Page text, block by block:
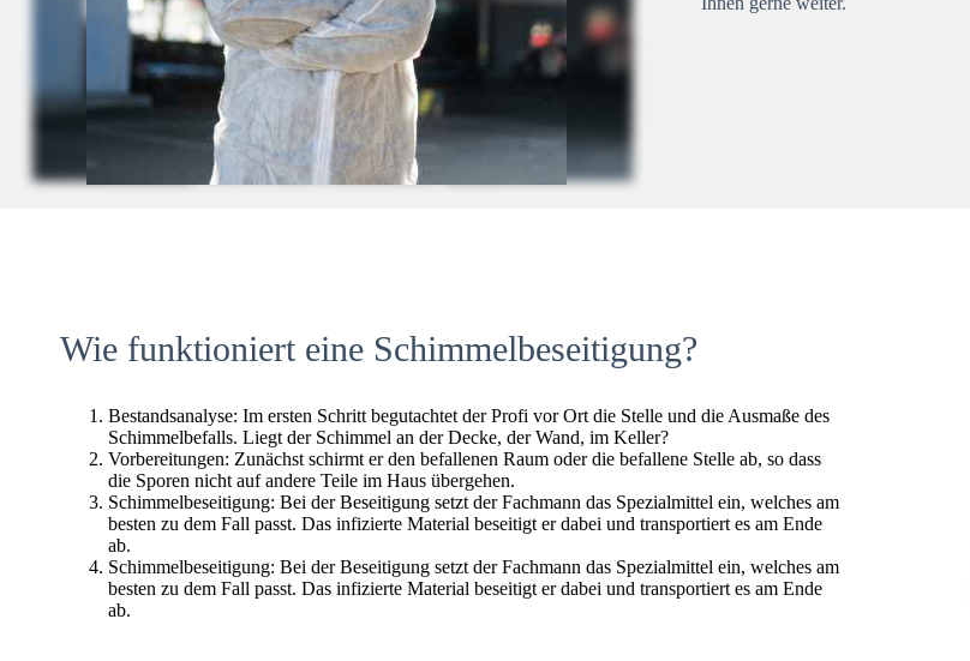
Wie funktioniert eine Schimmelbeseitigung?
Bestandsanalyse: Im ersten Schritt begutachtet der Profi vor Ort die Stelle und die Ausmaße des
Schimmelbefalls. Liegt der Schimmel an der Decke, der Wand, im Keller?
Vorbereitungen: Zunächst schirmt er den befallenen Raum oder die befallene Stelle ab, so dass
die Sporen nicht auf andere Teile im Haus übergehen.
Schimmelbeseitigung: Bei der Beseitigung setzt der Fachmann das Spezialmittel ein, welches am
besten zu dem Fall passt. Das infizierte Material beseitigt er dabei und transportiert es am Ende
ab.
Schimmelbeseitigung: Bei der Beseitigung setzt der Fachmann das Spezialmittel ein, welches am
besten zu dem Fall passt. Das infizierte Material beseitigt er dabei und transportiert es am Ende
ab.